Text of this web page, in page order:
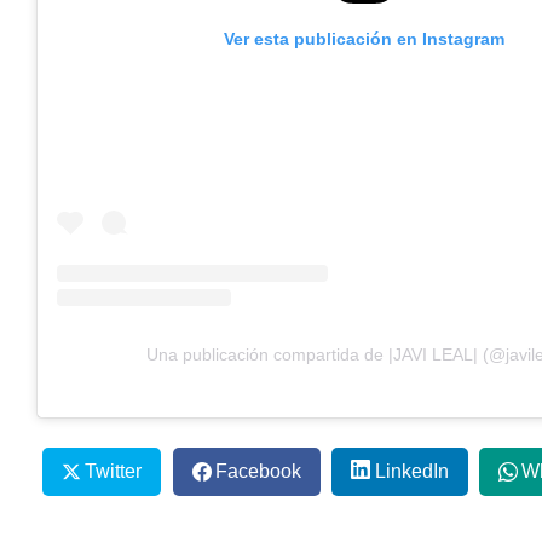
Ver esta publicación en Instagram
Una publicación compartida de |JAVI LEAL|
Twitter Facebook LinkedIn